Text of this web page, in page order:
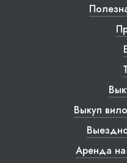
Выкуп
Аренда на